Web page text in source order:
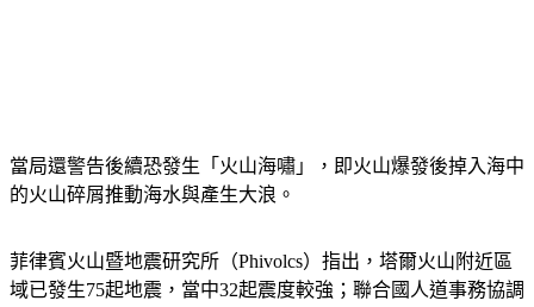
當局還警告後續恐發生「火山海嘯」，即火山爆發後掉入海中
的火山碎屑推動海水與產生大浪。
菲律賓火山暨地震研究所（Phivolcs）指出，塔爾火山附近區
域已發生75起地震，當中32起震度較強；聯合國人道事務協調